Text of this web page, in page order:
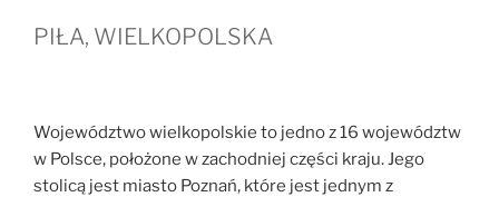
PIŁA, WIELKOPOLSKA
Województwo wielkopolskie to jedno z 16 województw
w Polsce, położone w zachodniej części kraju. Jego
stolicą jest miasto Poznań, które jest jednym z